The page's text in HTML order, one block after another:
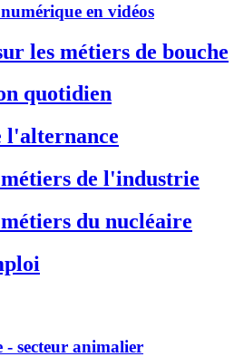
en vidéos
les métiers de bouche
quotidien
l'alternance
métiers de l'industrie
métiers du nucléaire
secteur animalier